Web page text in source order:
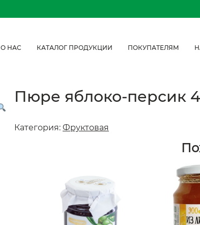
О НАС КАТАЛОГ ПРОДУКЦИИ ПОКУПАТЕЛЯМ
Пюре яблоко-персик
Категория: Фруктовая